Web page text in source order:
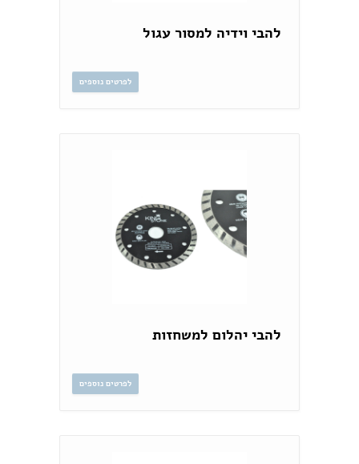
להבי וידיה למסור עגול
לפרטים נוספים
להבי יהלום למשחזות
לפרטים נוספים